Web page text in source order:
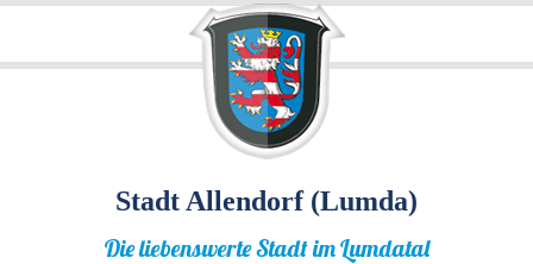
Stadt Allendorf (Lumda)
Die liebenswerte Stadt im Lumdatal